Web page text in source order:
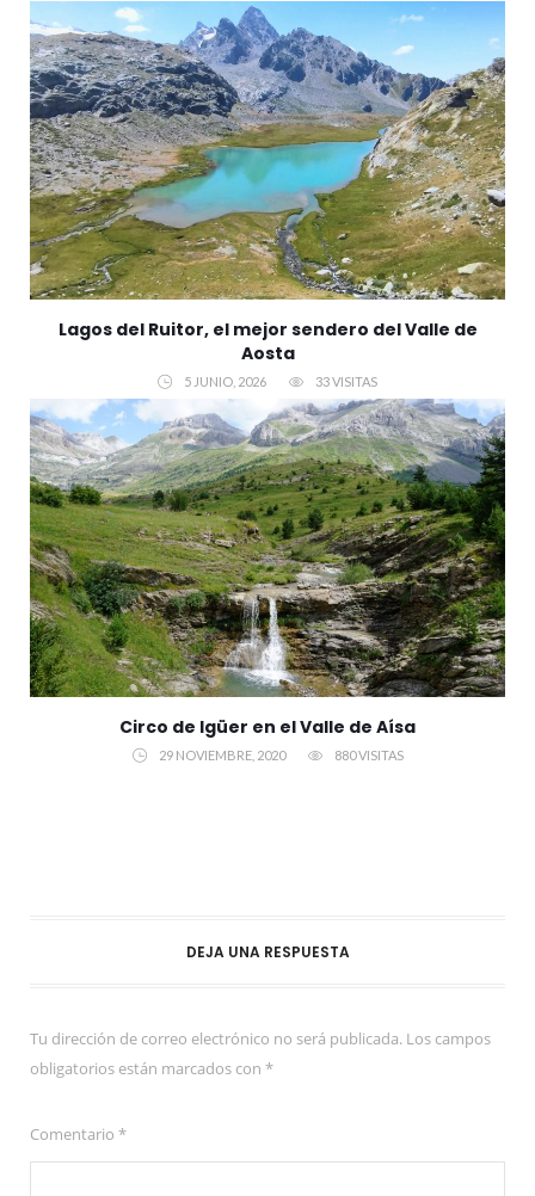
Lagos del Ruitor, el mejor sendero del Valle de
Aosta
5 JUNIO, 2026 33 VISITAS
Circo de Igüer en el Valle de Aísa
29 NOVIEMBRE, 2020 880 VISITAS
DEJA UNA RESPUESTA
Tu dirección de correo electrónico no será publicada. Los campos
obligatorios están marcados con *
Comentario *